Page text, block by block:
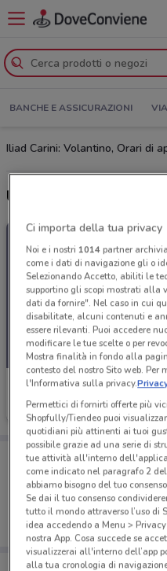
BANCHE E ASSICURAZIONI
Iliad Carini: Volantino, Orari di
Ultime offerte del
Iliad
Scade il 10/09
Porta
Puoi trovare le
salvarle e creare
dal tuo cellulare.
Ci importa della tua privacy
Noi e i nostri 1014partner
come i dati di navigazione gli o
Selezionando Accetto, abiliti le
supportino gli scopi mostrati alla
dati da fornire". Nel caso in cui
disabilitate, alcuni contenuti e
essere rilevanti. Puoi accedere
modificare le tue scelte o per
Mostra finalità in fondo alla
contesto del nostro Sito web.
l'Informativa sulla privacy.
Permettici di fornirti offerte più
Shopfully/Tiendeo puoi
quotidiani più attinenti ai tuoi
possibile grazie ad una serie di
tue attività all'interno
come indicato nel paragrafo 2
abbiamo bisogno del tuo
Se dai il tuo consenso
tutto il mondo attraverso l’uso di
idea accedendo a Menu >
nostra App. Cosa succede se
visualizzerai all'interno dell’app
alla tua cronologia di